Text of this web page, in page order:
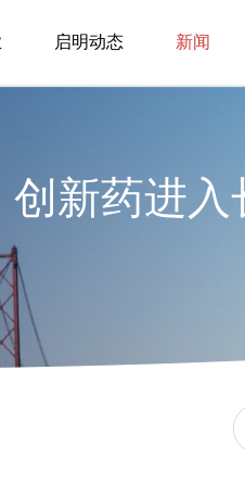
启明动态 新闻
业的变革
能投资并
新药进入
出现“超级
自医疗领域
业的变革
能投资并